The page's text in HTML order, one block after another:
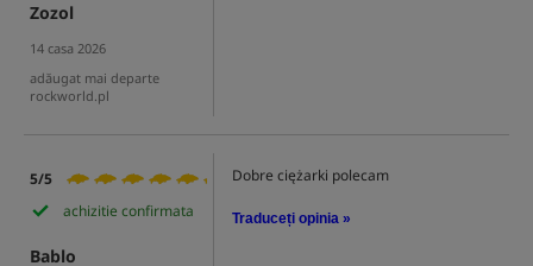
Zozol
14 casa 2026
adăugat mai departe
rockworld.pl
5/5
achizitie confirmata
Bablo
Dobre ciężarki polecam
Traduceți opinia »